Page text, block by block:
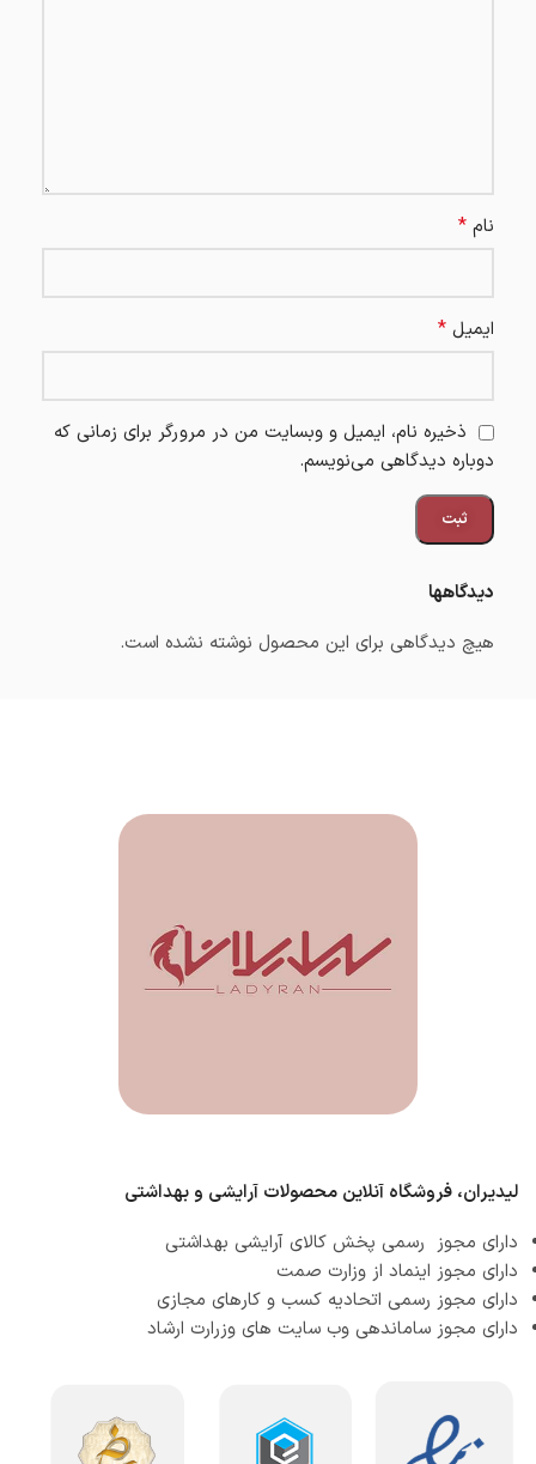
دیدگاهها
هیچ دیدگاهی برای این محصول نوشته نشده است.
نام *
ایمیل *
ذخیره نام، ایمیل و وبسایت من در مرورگر برای زمانی که
دوباره دیدگاهی می‌نویسم.
لیدیران، فروشگاه آنلاین محصولات آرایشی و بهداشتی
دارای مجوز رسمی پخش کالای آرایشی بهداشتی
دارای مجوز اینماد از وزارت صمت
دارای مجوز رسمی اتحادیه کسب و کارهای مجازی
دارای مجوز ساماندهی وب سایت های وزرارت ارشاد